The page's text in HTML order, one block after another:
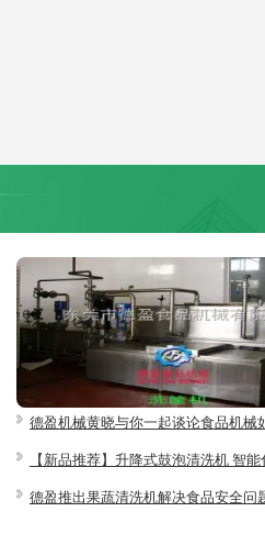
德盈机械黄晓与你一起谈论食品机械
【新品推荐】升降式鼓泡清洗机 智
德盈推出果蔬清洗机解决食品安全问